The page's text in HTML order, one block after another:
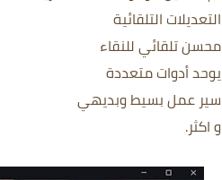
التعديلات التلقائية
محسن تلقائي للنقاء
يوحد أدوات متعددة
سير عمل بسيط وبديهي
و اكثر.